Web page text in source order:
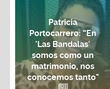
Patricia
Portocarrero: “En
'Las Bandalas'
somos como un
matrimonio, nos
conocemos tanto"